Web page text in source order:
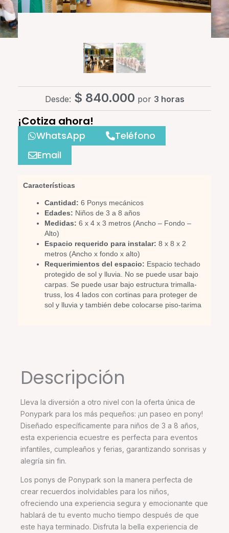
Características
Cantidad: 6 Ponys mecánicos
Edades: Niños de 3 a 8 años
Medidas: 6 x 4 x 3 metros (Ancho – Fondo –
Alto)
Espacio requerido para instalar: 8 x 8 x 2
metros (Ancho x fondo x alto)
Requerimientos del espacio: Espacio techado
protegido de sol y lluvia. No se puede usar bajo
carpas. Se puede usar bajo estructura trimalla-
truss, los 4 lados con cortinas para proteger de
sol y lluvia y también debe colocarse piso-tarima
Desde: $ 840.000 por 3 horas
¡Cotiza ahora!
WhatsApp
Teléfono
Email
Descripción
Lleva la diversión a otro nivel con la oferta única de
Ponypark para los más pequeños: ¡un paseo en pony!
Diseñado específicamente para niños de 3 a 8 años,
esta experiencia ecuestre es perfecta para eventos
infantiles, cumpleaños y ferias, garantizando sonrisas y
alegría sin fin.
Los ponys de Ponypark son la manera perfecta de
crear recuerdos inolvidables para los niños,
ofreciendo una experiencia segura y emocionante que
hablará de tu evento mucho tiempo después de que
este haya terminado. Disfruta la bella experiencia de